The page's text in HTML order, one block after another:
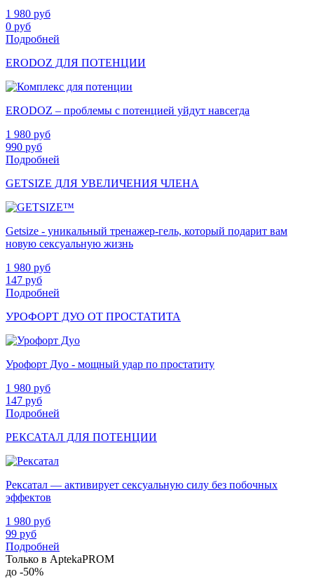
1 980 руб
0 руб
Подробней
ERODOZ ДЛЯ ПОТЕНЦИИ
ERODOZ – проблемы с потенцией уйдут навсегда
1 980 руб
990 руб
Подробней
GETSIZE ДЛЯ УВЕЛИЧЕНИЯ ЧЛЕНА
Getsize - уникальный тренажер-гель, который подарит вам
новую сексуальную жизнь
1 980 руб
147 руб
Подробней
УРОФОРТ ДУО ОТ ПРОСТАТИТА
Урофорт Дуо - мощный удар по простатиту
1 980 руб
147 руб
Подробней
РЕКСАТАЛ ДЛЯ ПОТЕНЦИИ
Рексатал — активирует сексуальную силу без побочных
эффектов
1 980 руб
99 руб
Подробней
Только в AptekaPROM
до -50%